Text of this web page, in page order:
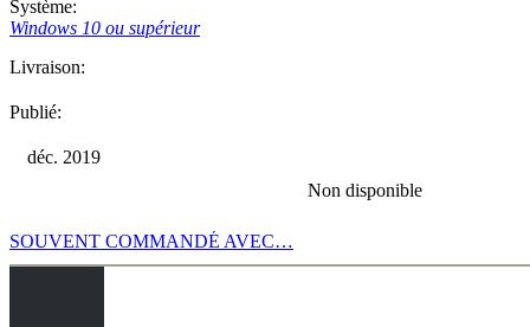
Système:
Windows 10 ou supérieur
Livraison:
Publié:
déc. 2019
Non disponible
SOUVENT COMMANDÉ AVEC…